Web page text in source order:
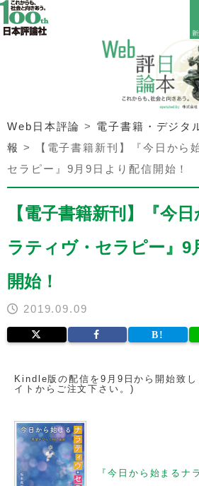
Web日本評論 > 電子書籍・デジタ
報 >
【電子書籍新刊】『今日から
セラピー』9月9日より配信開始！
【電子書籍新刊】『今
ラティヴ・セラピー』9
開始！
2019.09.09
Kindle版の配信を9月9日から開始致
イトからご注文下さい。)
『今日から始まる